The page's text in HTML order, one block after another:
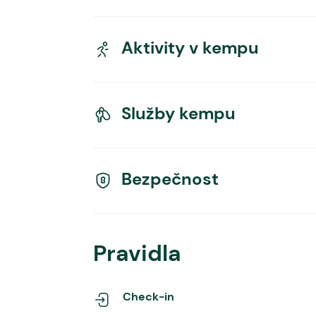
Aktivity v kempu
Služby kempu
Bezpečnost
Pravidla
Check-in